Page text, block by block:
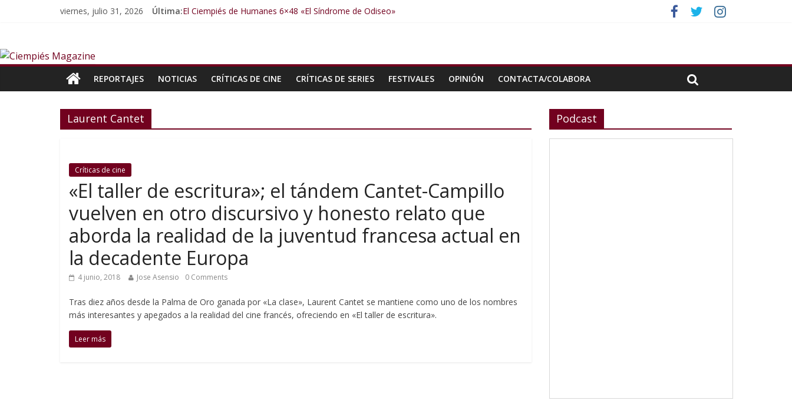
viernes, julio 31, 2026 Última:El Ciempiés de Humanes 6×48 «El Síndrome de Odiseo»
El Ciempiés de Humanes 6×49 «Kiritaaaaa»
REPORTAJES
NOTICIAS CRÍTICAS DE CINE CRÍTICAS DE SERIES FESTIVALES OPINIÓN CONTACTA/COLABORA
Laurent Cantet
Críticas de cine
«El taller de escritura»; el tándem Cantet-Campillo
vuelven en otro discursivo y honesto relato que
aborda la realidad de la juventud francesa actual en
la decadente Europa
4 junio, 2018 Jose Asensio 0 Comments
Tras diez años desde la Palma de Oro ganada por «La clase», Laurent Cantet se mantiene como uno de los nombres
más interesantes y apegados a la realidad del cine francés, ofreciendo en «El taller de escritura».
Leer más
Podcast